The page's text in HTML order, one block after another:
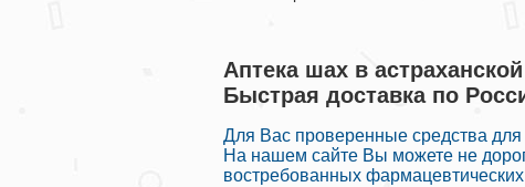
Аптека шах в
Быстрая доставка по
Для Вас проверенные средства
На нашем сайте Вы можете не
востребованных